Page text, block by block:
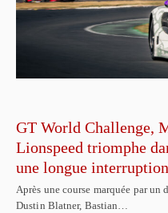
GT World Challenge,
Lionspeed triomphe
une longue interruption
Après une course marquée par un
Dustin Blatner, Bastian…